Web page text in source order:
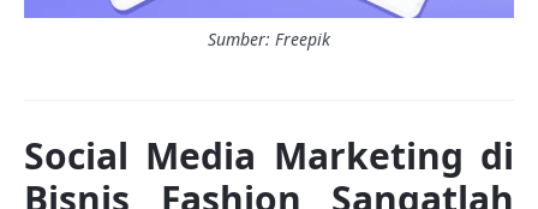
Sumber: Freepik
Social Media Marketing di
Bisnis Fashion Sangatlah